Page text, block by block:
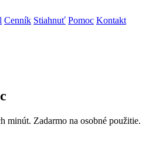
Cenník Stiahnuť Pomoc Kontakt
minút. Zadarmo na osobné použitie.